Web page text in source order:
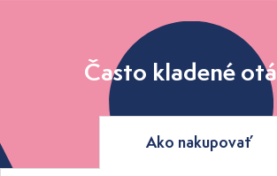
Často kladené
Ako nakupovať